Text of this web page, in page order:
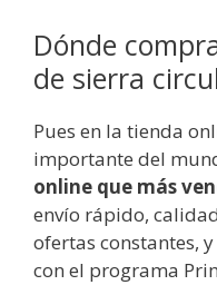
Dónde
de sierra
Pues en la tienda
importante del
online que más
envío rápido,
ofertas constantes,
con el programa